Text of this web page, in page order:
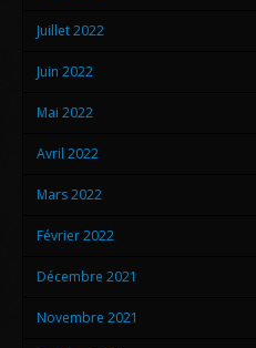
Juillet 2022
Juin 2022
Mai 2022
Avril 2022
Mars 2022
Février 2022
Décembre 2021
Novembre 2021